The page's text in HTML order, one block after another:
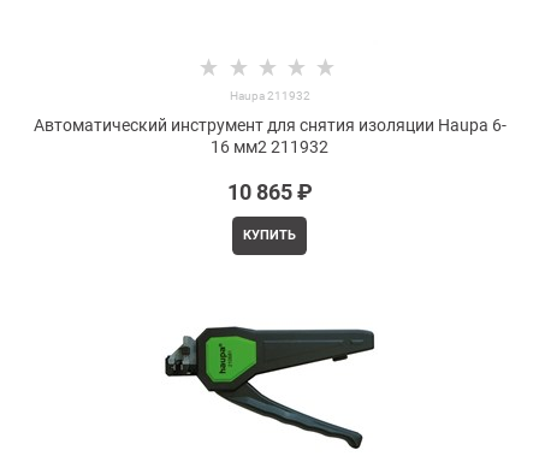
Haupa 211932
Автоматический инструмент для снятия изоляции Haupa 6-
16 мм2 211932
10 865 ₽
КУПИТЬ